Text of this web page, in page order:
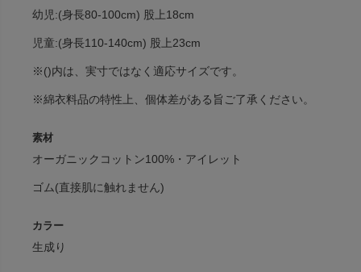
幼児:(身長80-100cm) 股上18cm
児童:(身長110-140cm) 股上23cm
※()内は、実寸ではなく適応サイズです。
※綿衣料品の特性上、個体差がある旨ご了承ください。
素材
オーガニックコットン100%・アイレット
ゴム(直接肌に触れません)
カラー
生成り